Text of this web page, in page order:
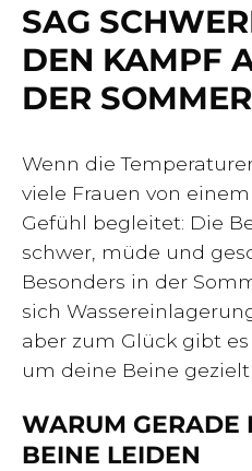
SAG
DEN KAMPF
DER
Wenn die
viele Frauen von
Gefühl begleitet: Die
schwer, müde und
Besonders in der
sich
aber zum Glück gibt
um deine Beine gezielt
WARUM GERADE
BEINE LEIDEN